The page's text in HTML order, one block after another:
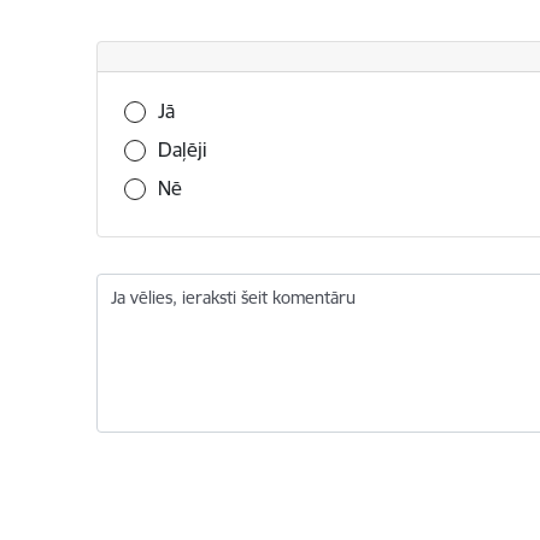
Vai šī informācija bija noderīga?
Jā
Daļēji
Nē
Ja vēlies, ieraksti šeit komentāru